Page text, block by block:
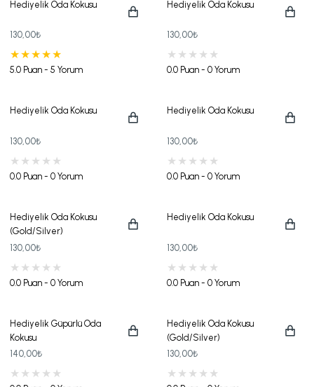
Hediyelik Oda Kokusu
130,00₺
5.0 Puan - 5 Yorum
Hediyelik Oda Kokusu
130,00₺
0.0 Puan - 0 Yorum
Hediyelik Oda Kokusu
130,00₺
0.0 Puan - 0 Yorum
Hediyelik Oda Kokusu
130,00₺
0.0 Puan - 0 Yorum
Hediyelik Oda Kokusu
(Gold/Silver)
130,00₺
0.0 Puan - 0 Yorum
Hediyelik Oda Kokusu
130,00₺
0.0 Puan - 0 Yorum
Hediyelik Güpürlü Oda
Kokusu
140,00₺
Hediyelik Oda Kokusu
(Gold/Silver)
130,00₺